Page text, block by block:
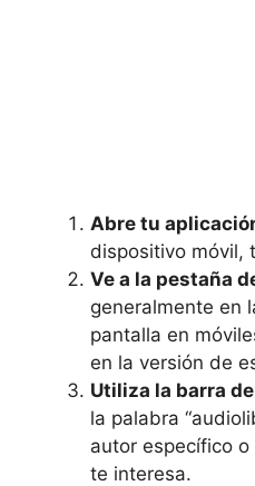
Abre tu
dispositivo móvil,
Ve a la pestaña
generalmente en
pantalla en
en la versión de
Utiliza la barra
la palabra
autor específico
te interesa.